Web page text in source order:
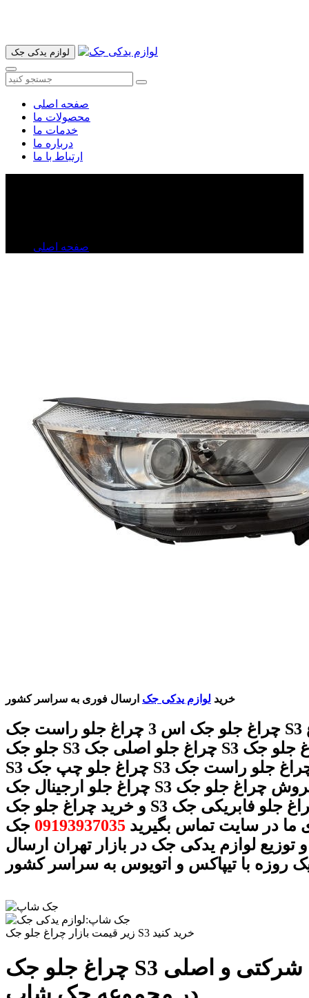
لوازم یدکی جک
صفحه اصلی
محصولات ما
خدمات ما
درباره ما
ارتباط با ما
صفحه اصلی
خرید لوازم یدکی جک ارسال فوری به سراسر کشور
چراغ جلو جک اس 3 چراغ جلو راست جک S3 قیمت چراغ
جلو جک S3 چراغ جلو اصلی جک S3 بهترین چراغ جلو جک
S3 چراغ جلو چپ جک S3 خرید چراغ جلو راست جک S3
چراغ جلو ارجینال جک S3 فروش چراغ جلو جک S3 قیمت
و خرید چراغ جلو جک S3 چراغ جلو فابریکی جک S3 با
ما در سایت تماس بگیرید 09193937035 جک
توزیع لوازم یدکی جک در بازار تهران ارسال
روزه با تیپاکس و اتویوس به سراسر کشور
زیر قیمت بازار چراغ جلو جک S3 خرید کنید
چراغ جلو جک S3 شرکتی و اصلی